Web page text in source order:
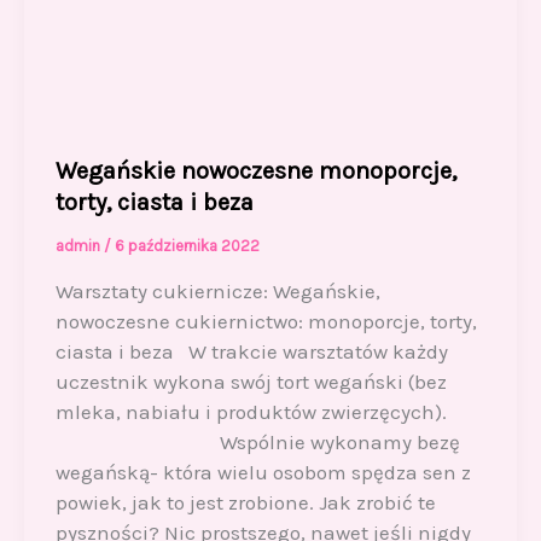
Wegańskie nowoczesne monoporcje,
torty, ciasta i beza
admin / 6 października 2022
Warsztaty cukiernicze: Wegańskie,
nowoczesne cukiernictwo: monoporcje, torty,
ciasta i beza W trakcie warsztatów każdy
uczestnik wykona swój tort wegański (bez
mleka, nabiału i produktów zwierzęcych).
Wspólnie wykonamy bezę
wegańską- która wielu osobom spędza sen z
powiek, jak to jest zrobione. Jak zrobić te
pyszności? Nic prostszego, nawet jeśli nigdy